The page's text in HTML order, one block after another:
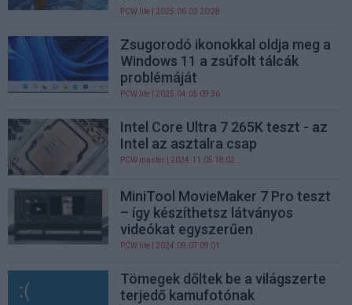
PCW.lite | 2025.06.03 20:28
Zsugorodó ikonokkal oldja meg a
Windows 11 a zsúfolt tálcák
problémáját
PCW.lite | 2025.04.05 09:36
Intel Core Ultra 7 265K teszt - az
Intel az asztalra csap
PCW.master | 2024.11.05 18:02
MiniTool MovieMaker 7 Pro teszt
– így készíthetsz látványos
videókat egyszerűen
PCW.lite | 2024.09.07 09:01
Tömegek dőltek be a világszerte
terjedő kamufotónak